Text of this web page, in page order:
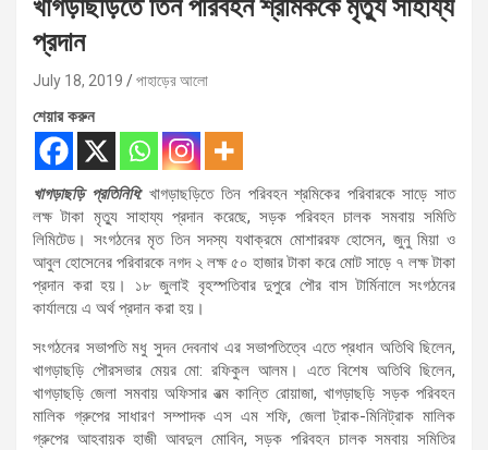
খাগড়াছড়িতে তিন পরিবহন শ্রমিককে মৃত্যু সাহায্য
প্রদান
July 18, 2019 পাহাড়ের আলো
শেয়ার করুন
খাগড়াছড়ি প্রতিনিধি:খাগড়াছড়িতে তিন পরিবহন শ্রমিকের পরিবারকে সাড়ে সাত
লক্ষ টাকা মৃত্যু সাহায্য প্রদান করেছে, সড়ক পরিবহন চালক সমবায় সমিতি
লিমিটেড। সংগঠনের মৃত তিন সদস্য যথাক্রমে মোশাররফ হোসেন, জুনু মিয়া ও
আবুল হোসেনের পরিবারকে নগদ ২ লক্ষ ৫০ হাজার টাকা করে মোট সাড়ে ৭ লক্ষ টাকা
প্রদান করা হয়। ১৮ জুলাই বৃহস্পতিবার দুপুরে পৌর বাস টার্মিনালে সংগঠনের
কার্যালয়ে এ অর্থ প্রদান করা হয়।
সংগঠনের সভাপতি মধু সুদন দেবনাথ এর সভাপতিত্বে এতে প্রধান অতিথি ছিলেন,
খাগড়াছড়ি পৌরসভার মেয়র মো: রফিকুল আলম। এতে বিশেষ অতিথি ছিলেন,
খাগড়াছড়ি জেলা সমবায় অফিসার রত্ম কান্তি রোয়াজা, খাগড়াছড়ি সড়ক পরিবহন
মালিক গ্রুপের সাধারণ সম্পাদক এস এম শফি, জেলা ট্রাক-মিনিট্রাক মালিক
গ্রুপের আহবায়ক হাজী আবদুল মোবিন, সড়ক পরিবহন চালক সমবায় সমিতির